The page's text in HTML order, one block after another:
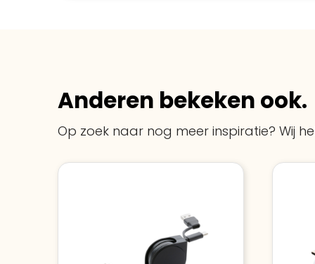
Anderen bekeken ook.
Op zoek naar nog meer inspiratie? Wij